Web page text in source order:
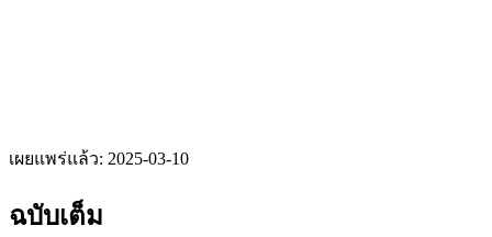
เผยแพร่แล้ว: 2025-03-10
ฉบับเต็ม